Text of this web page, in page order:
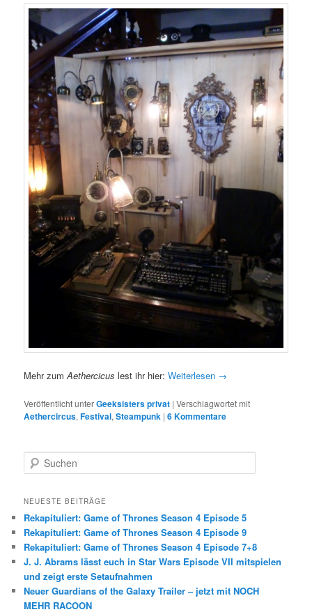
Mehr zumAethercicus lest ihr hier:Weiterlesen →
Veröffentlicht unterGeeksisters privat |Verschlagwortet mit
Aethercircus,Festival,Steampunk |6 Kommentare
u
h
n
NEUESTE BEITRÄGE
Rekapituliert: Game of Thrones Season 4 Episode 5
Rekapituliert: Game of Thrones Season 4 Episode 9
Rekapituliert: Game of Thrones Season 4 Episode 7+8
J. J. Abrams lässt euch in Star Wars Episode VII mitspielen
und zeigt erste Setaufnahmen
Neuer Guardians of the Galaxy Trailer – jetzt mit NOCH
MEHR RACOON